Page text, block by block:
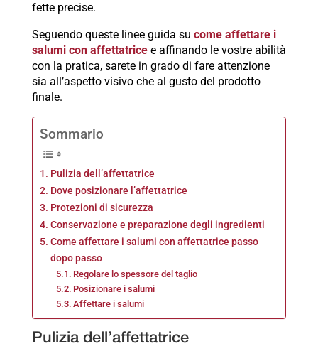
fette precise.
Seguendo queste linee guida su come affettare i
salumi con affettatrice e affinando le vostre abilità
con la pratica, sarete in grado di fare attenzione
sia all’aspetto visivo che al gusto del prodotto
finale.
Sommario
Pulizia dell’affettatrice
Dove posizionare l’affettatrice
Protezioni di sicurezza
Conservazione e preparazione degli ingredienti
Come affettare i salumi con affettatrice passo
dopo passo
Regolare lo spessore del taglio
Posizionare i salumi
Affettare i salumi
Pulizia dell’affettatrice